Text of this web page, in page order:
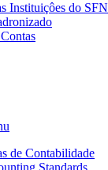
Instituiçôes do SFN
de Contabilidade
Standards